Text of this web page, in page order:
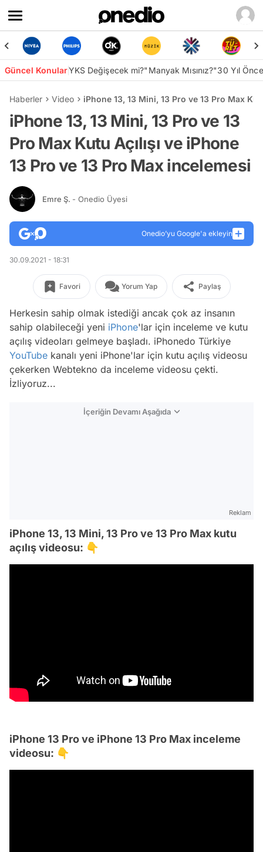
Güncel KonularYKS Değişecek mi?"Manyak Mısınız?"30 Yıl
Haberler Video iPhone 13, 13 Mini, 13 Pro ve 13 Pro Max
iPhone 13, 13 Mini, 13 Pro ve 13
Pro Max Kutu Açılışı ve iPhone
13 Pro ve 13 Pro Max incelemesi
Emre Ş. - Onedio Üyesi
Onedio’yu Google'a ekleyin
30.09.2021 - 18:31
Favori Yorum Yap Paylaş
Herkesin sahip olmak istediği ancak çok az insanın
sahip olabileceği yeni iPhone'lar için inceleme ve kutu
açılış videoları gelmeye başladı. iPhonedo Türkiye
YouTube kanalı yeni iPhone'lar için kutu açılış videosu
çekerken Webtekno da inceleme videosu çekti.
İzliyoruz...
İçeriğin Devamı Aşağıda
Reklam
iPhone 13, 13 Mini, 13 Pro ve 13 Pro Max kutu
açılış videosu: 👇
iPhone 13 Pro ve iPhone 13 Pro Max inceleme
videosu: 👇